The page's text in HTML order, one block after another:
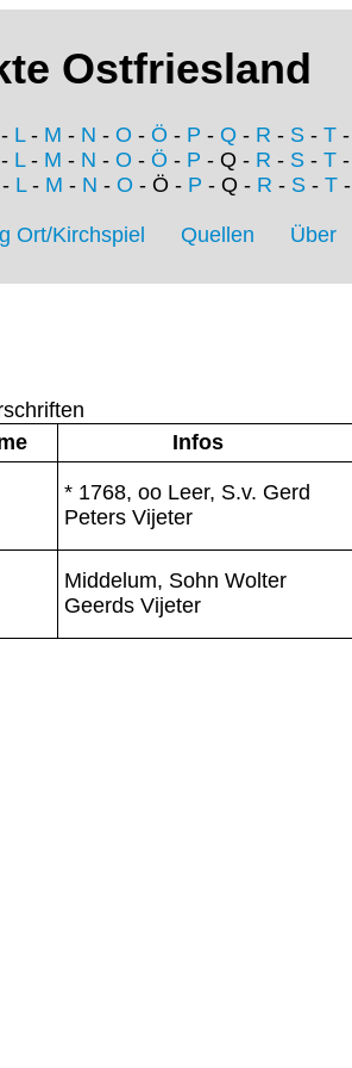
Ostfriesland
- L- M - N - O - Ö - P - Q - R - S - T -
- L- M - N - O - Ö - P - Q - R - S - T -
L- M - N - O - Ö - P - Q - R - S- T-
Ort/Kirchspiel Quellen Über
Infos
* 1768, oo Leer, S.v. Gerd
Peters Vijeter
Middelum, Sohn Wolter
Geerds Vijeter